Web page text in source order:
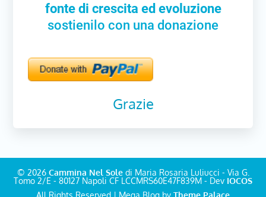
fonte di crescita ed evoluzione
sostienilo con una donazione
Grazie
© 2026 Cammina Nel Soledi Maria Rosaria Luliucci - Via G.
Tomo 2/E - 80127 Napoli CF LCCMRS60E47F839M - Dev IOCOS